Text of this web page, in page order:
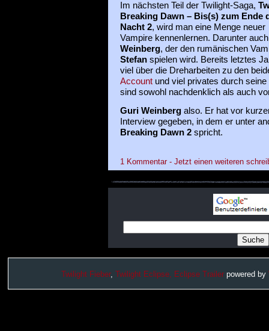
Im nächsten Teil der Twilight-Saga,
Breaking Dawn – Bis(s) zum Ende
Nacht 2, wird man eine Menge neuer
Vampire kennenlernen. Darunter
Weinberg, der den rumänischen
Stefan spielen wird. Bereits letztes
viel über die Dreharbeiten zu den
Accountund viel privates durch seine
sind sowohl nachdenklich als auch
Guri Weinbergalso. Er hat vor
Interview gegeben, in dem er unter
Breaking Dawn 2spricht.
1 Kommentar - Jetzt einen weiteren
Twilight Fieber, Twilight Eclipse, Eclipse Trailer powered by